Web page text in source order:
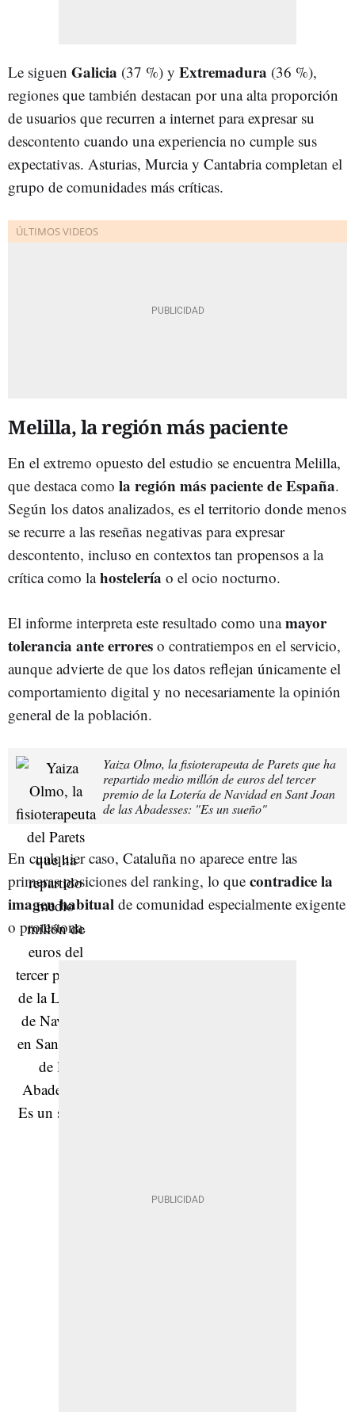
Le siguen Galicia (37 %) y Extremadura (36 %),
regiones que también destacan por una alta proporción
de usuarios que recurren a internet para expresar su
descontento cuando una experiencia no cumple sus
expectativas. Asturias, Murcia y Cantabria completan el
grupo de comunidades más críticas.
Melilla, la región más paciente
En el extremo opuesto del estudio se encuentra Melilla,
que destaca como la región más paciente de España.
Según los datos analizados, es el territorio donde menos
se recurre a las reseñas negativas para expresar
descontento, incluso en contextos tan propensos a la
crítica como lahostelería o el ocio nocturno.
El informe interpreta este resultado como unamayor
tolerancia ante errores o contratiempos en el servicio,
aunque advierte de que los datos reflejan únicamente el
comportamiento digital y no necesariamente la opinión
general de la población.
Yaiza Olmo, la fisioterapeuta de Parets que ha
repartido medio millón de euros del tercer
premio de la Lotería de Navidad en Sant Joan
de las Abadesses: "Es un sueño"
En cualquier caso, Cataluña no aparece entre las
primeras posiciones del ranking, lo que contradice la
imagen habitual de comunidad especialmente exigente
o protestona.